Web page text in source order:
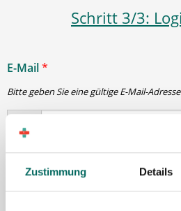
Zustimmung Details
Schritt 3/3:
E-Mail*
Bitte geben Sie eine gültige E-Mail-